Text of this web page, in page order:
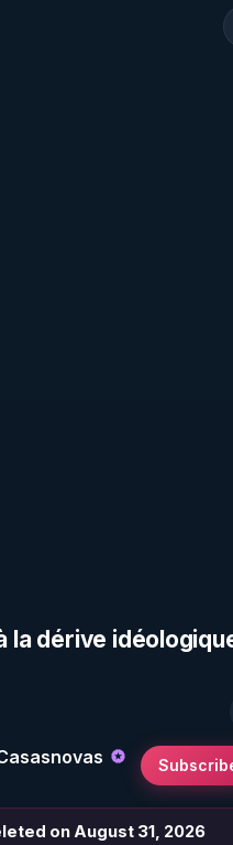
la dérive
on August 31, 2026